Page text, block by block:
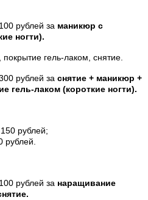
рублей за маникюр с
ногти).
гель-лаком, снятие.
рублей за снятие + маникюр +
гель-лаком (короткие ногти).
рублей;
рублей за наращивание